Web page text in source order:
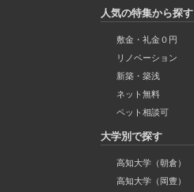
人気の特集から探す
敷金・礼金０円
リノベーション
新築・築浅
ネット無料
ペット相談可
大学別で探す
高知大学（朝倉）
高知大学（岡豊）